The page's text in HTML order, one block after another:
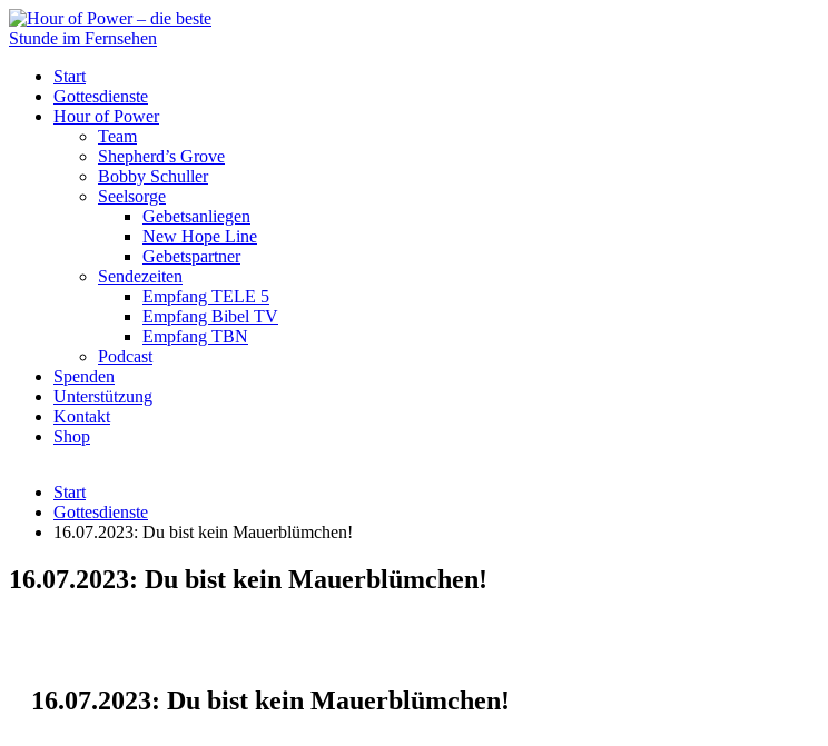
Start
Gottesdienste
Hour of Power
Team
Shepherd’s Grove
Bobby Schuller
Seelsorge
Gebetsanliegen
New Hope Line
Gebetspartner
Sendezeiten
Empfang TELE 5
Empfang Bibel TV
Empfang TBN
Podcast
Spenden
Unterstützung
Kontakt
Shop
Start
Gottesdienste
16.07.2023: Du bist kein Mauerblümchen!
16.07.2023: Du bist kein Mauerblümchen!
16.07.2023: Du bist kein Mauerblümchen!